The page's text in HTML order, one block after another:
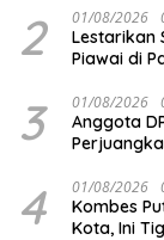
2 01/08/2026
Lestarikan
Piawai di
3 01/08/2026
Anggota
4 01/08/2026
Kombes
Kota, Ini